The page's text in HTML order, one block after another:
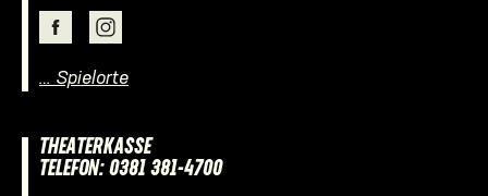
… Spielorte
THEATERKASSE
TELEFON: 0381 381-4700